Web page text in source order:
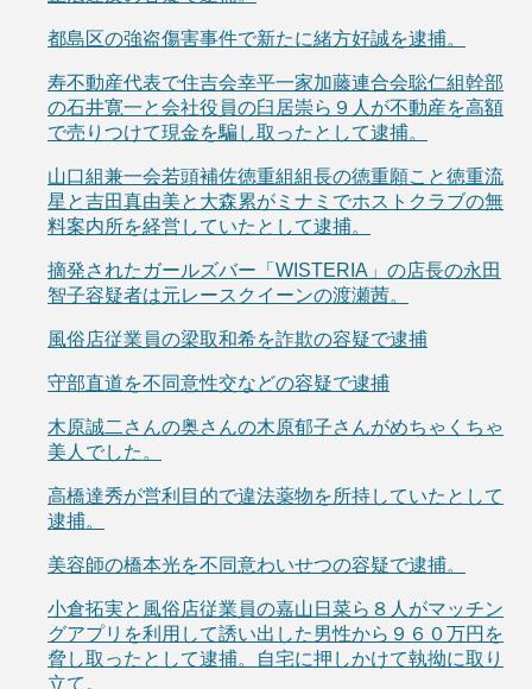
都島区の強盗傷害事件で新たに緒方好誠を逮捕。
寿不動産代表で住吉会幸平一家加藤連合会聡仁組幹部
の石井寛一と会社役員の臼居崇ら９人が不動産を高額
で売りつけて現金を騙し取ったとして逮捕。
山口組兼一会若頭補佐徳重組組長の徳重願こと徳重流
星と吉田真由美と大森累がミナミでホストクラブの無
料案内所を経営していたとして逮捕。
摘発されたガールズバー「WISTERIA」の店長の永田
智子容疑者は元レースクイーンの渡瀬茜。
風俗店従業員の梁取和希を詐欺の容疑で逮捕
守部直道を不同意性交などの容疑で逮捕
木原誠二さんの奥さんの木原郁子さんがめちゃくちゃ
美人でした。
高橋達秀が営利目的で違法薬物を所持していたとして
逮捕。
美容師の橋本光を不同意わいせつの容疑で逮捕。
小倉拓実と風俗店従業員の嘉山日菜ら８人がマッチン
グアプリを利用して誘い出した男性から９６０万円を
脅し取ったとして逮捕。自宅に押しかけて執拗に取り
立て。